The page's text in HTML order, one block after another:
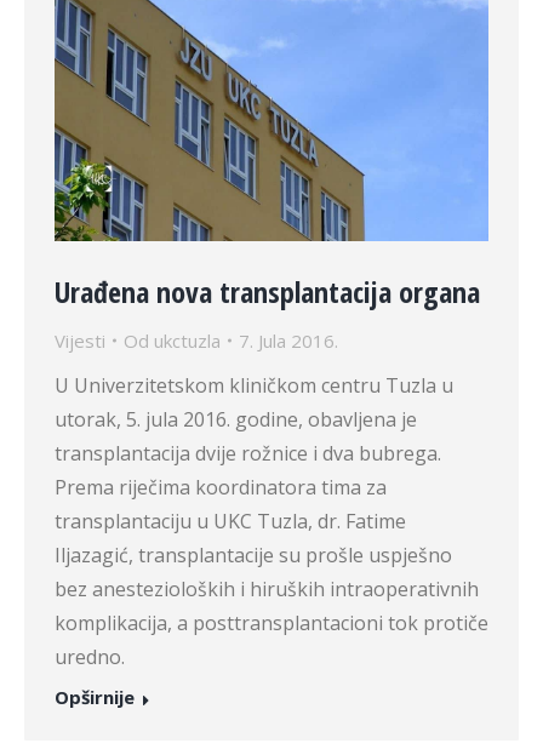
Urađena nova transplantacija organa
Vijesti Od ukctuzla 7. Jula 2016.
U Univerzitetskom kliničkom centru Tuzla u
utorak, 5. jula 2016. godine, obavljena je
transplantacija dvije rožnice i dva bubrega.
Prema riječima koordinatora tima za
transplantaciju u UKC Tuzla, dr. Fatime
Iljazagić, transplantacije su prošle uspješno
bez anestezioloških i hiruških intraoperativnih
komplikacija, a posttransplantacioni tok protiče
uredno.
Opširnije